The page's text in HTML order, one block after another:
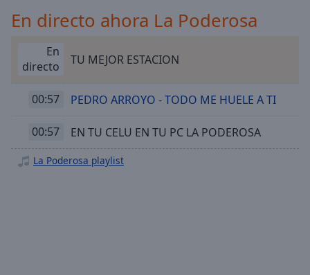
Time-
Chapters
Descriptions
En directo ahora La Poderosa
En
directo
TU MEJOR ESTACION
00:57 PEDRO ARROYO - TODO ME HUELE A TI
00:57 EN TU CELU EN TU PC LA PODEROSA
La Poderosa playlist